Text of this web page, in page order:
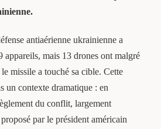
antiaérienne ukrainienne a
appareils, mais 13 drones ont malgré
missile a touché sa cible. Cette
un contexte dramatique : en
du conflit, largement
par le président américain